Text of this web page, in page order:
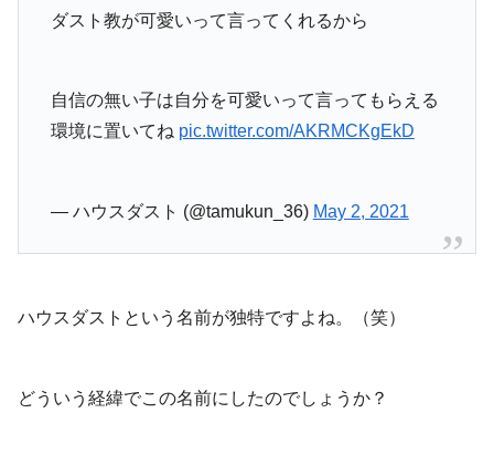
ダスト教が可愛いって言ってくれるから
自信の無い子は自分を可愛いって言ってもらえる
環境に置いてね pic.twitter.com/AKRMCKgEkD
— ハウスダスト (@tamukun_36) May 2, 2021
ハウスダストという名前が独特ですよね。（笑）
どういう経緯でこの名前にしたのでしょうか？